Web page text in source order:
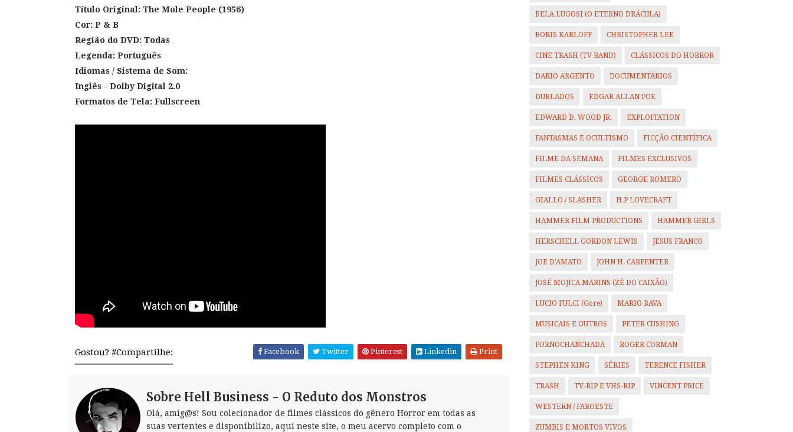
Título Original: The Mole People (1956)
Cor: P & B
Região do DVD: Todas
Legenda: Português
Idiomas / Sistema de Som:
Inglês - Dolby Digital 2.0
Formatos de Tela: Fullscreen
Gostou? #Compartilhe: Facebook Twitter Pinterest Linkedin Print
Sobre Hell Business - O Reduto dos Monstros
Olá, amig@s! Sou colecionador de filmes clássicos do gênero Horror em todas as
suas vertentes e disponibilizo, aqui neste site, o meu acervo completo com o
BELA LUGOSI (O ETERNO DRÁCULA)
BORIS KARLOFF CHRISTOPHER LEE
CINE TRASH (TV BAND) CLÁSSICOS DO HORROR
DARIO ARGENTO DOCUMENTÁRIOS
DUBLADOS EDGAR ALLAN POE
EDWARD D. WOOD JR. EXPLOITATION
FANTASMAS E OCULTISMO FICÇÃO CIENTÍFICA
FILME DA SEMANA FILMES EXCLUSIVOS
FILMES CLÁSSICOS GEORGE ROMERO
GIALLO / SLASHER H.P LOVECRAFT
HAMMER FILM PRODUCTIONS HAMMER GIRLS
HERSCHELL GORDON LEWIS JESUS FRANCO
JOE D'AMATO JOHN H. CARPENTER
JOSÉ MOJICA MARINS (ZÉ DO CAIXÃO)
LUCIO FULCI (Gore) MARIO BAVA
MUSICAIS E OUTROS PETER CUSHING
PORNOCHANCHADA ROGER CORMAN
STEPHEN KING SÉRIES TERENCE FISHER
TRASH TV-RIP E VHS-RIP VINCENT PRICE
WESTERN / FAROESTE
ZUMBIS E MORTOS VIVOS